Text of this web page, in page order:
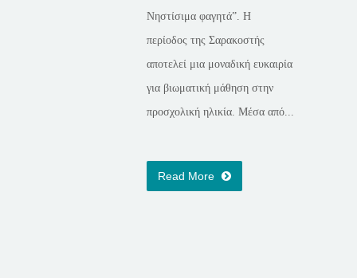
Νηστίσιμα φαγητά”. Η
περίοδος της Σαρακοστής
αποτελεί μια μοναδική ευκαιρία
για βιωματική μάθηση στην
προσχολική ηλικία. Μέσα από...
Read More